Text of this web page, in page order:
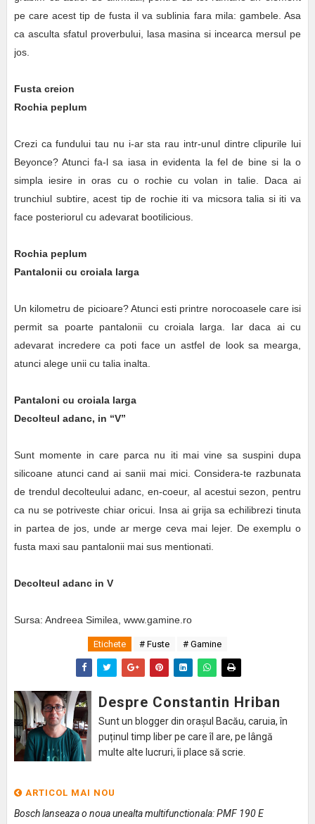
pe care acest tip de fusta il va sublinia fara mila: gambele. Asa
ca asculta sfatul proverbului, lasa masina si incearca mersul pe
jos.
Fusta creion
Rochia peplum
Crezi ca fundului tau nu i-ar sta rau intr-unul dintre clipurile lui
Beyonce? Atunci fa-l sa iasa in evidenta la fel de bine si la o
simpla iesire in oras cu o rochie cu volan in talie. Daca ai
trunchiul subtire, acest tip de rochie iti va micsora talia si iti va
face posteriorul cu adevarat bootilicious.
Rochia peplum
Pantalonii cu croiala larga
Un kilometru de picioare? Atunci esti printre norocoasele care isi
permit sa poarte pantalonii cu croiala larga. Iar daca ai cu
adevarat incredere ca poti face un astfel de look sa mearga,
atunci alege unii cu talia inalta.
Pantaloni cu croiala larga
Decolteul adanc, in “V”
Sunt momente in care parca nu iti mai vine sa suspini dupa
silicoane atunci cand ai sanii mai mici. Considera-te razbunata
de trendul decolteului adanc, en-coeur, al acestui sezon, pentru
ca nu se potriveste chiar oricui. Insa ai grija sa echilibrezi tinuta
in partea de jos, unde ar merge ceva mai lejer. De exemplu o
fusta maxi sau pantalonii mai sus mentionati.
Decolteul adanc in V
Sursa: Andreea Similea, www.gamine.ro
Etichete # Fuste # Gamine
Despre Constantin Hriban
Sunt un blogger din orașul Bacău, caruia, în
puținul timp liber pe care îl are, pe lângă
multe alte lucruri, îi place să scrie.
ARTICOL MAI NOU
Bosch lanseaza o noua unealta multifunctionala: PMF 190 E